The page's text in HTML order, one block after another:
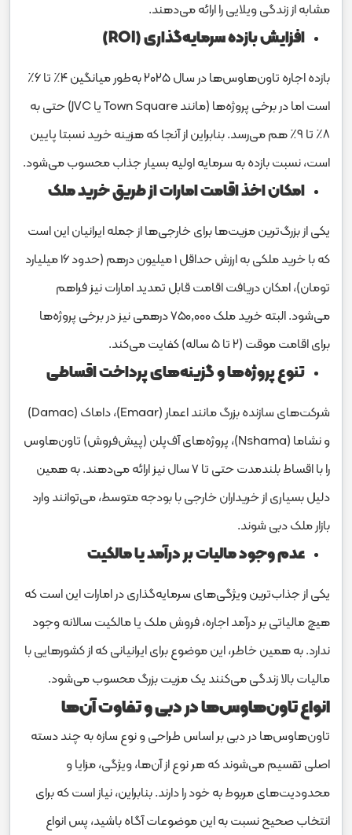
مشابه از زندگی ویلایی را ارائه می‌دهند.
افزایش بازده سرمایه‌گذاری (ROI)
بازده اجاره تاون‌هاوس‌ها در سال ۲۰۲۵ به‌طور میانگین ۴٪ تا ۶٪
است اما در برخی پروژه‌ها (مانند Town Square یا JVC) حتی به
۸٪ تا ۹٪ هم می‌رسد. بنابراین از آنجا که هزینه خرید نسبتا پایین‌
است، نسبت بازده به سرمایه اولیه بسیار جذاب محسوب می‌شود.
امکان اخذ اقامت امارات از طریق خرید ملک
یکی از بزرگ‌ترین مزیت‌ها برای خارجی‌ها از جمله ایرانیان این است
که با خرید ملکی به ارزش حداقل ۱ میلیون درهم (حدود ۱۶ میلیارد
تومان)، امکان دریافت اقامت قابل تمدید امارات نیز فراهم
می‌شود. البته خرید ملک ۷۵۰,۰۰۰ درهمی نیز در برخی پروژه‌ها
برای اقامت موقت (۲ تا ۵ ساله) کفایت می‌کند.
تنوع پروژه‌ها و گزینه‌های پرداخت اقساطی
شرکت‌های سازنده بزرگ مانند اعمار (Emaar)، داماک (Damac)
و نشاما (Nshama)، پروژه‌های آف‌پلن (پیش‌فروش) تاون‌هاوس
را با اقساط بلندمدت حتی تا ۷ سال نیز ارائه می‌دهند. به همین
دلیل بسیاری از خریداران خارجی با بودجه متوسط، می‌توانند وارد
بازار ملک دبی شوند.
عدم وجود مالیات بر درآمد یا مالکیت
یکی از جذاب‌ترین ویژگی‌های سرمایه‌گذاری در امارات این است که
هیچ مالیاتی بر درآمد اجاره، فروش ملک یا مالکیت سالانه وجود
ندارد. به همین خاطر، این موضوع برای ایرانیانی که از کشورهایی با
مالیات بالا زندگی می‌کنند یک مزیت بزرگ محسوب می‌شود.
انواع تاون‌هاوس‌ها در دبی و تفاوت‌ آن‌ها
تاون‌هاوس‌ها در دبی بر اساس طراحی و نوع سازه به چند دسته
اصلی تقسیم می‌شوند که هر نوع از آن‌ها، ویژگی‌، مزایا و
محدودیت‌های مربوط به خود را دارند. بنابراین، نیاز است که برای
انتخاب صحیح نسبت به این موضوعات آگاه باشید، پس انواع